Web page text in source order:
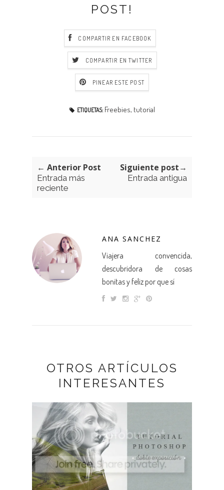
POST!
COMPARTIR EN FACEBOOK
COMPARTIR EN TWITTER
PINEAR ESTE POST
ETIQUETAS: Freebies, tutorial
← Anterior Post
Entrada más
reciente
Siguiente post→
Entrada antigua
ANA SANCHEZ
Viajera convencida,
descubridora de cosas
bonitas y feliz por que sí
OTROS ARTÍCULOS
INTERESANTES